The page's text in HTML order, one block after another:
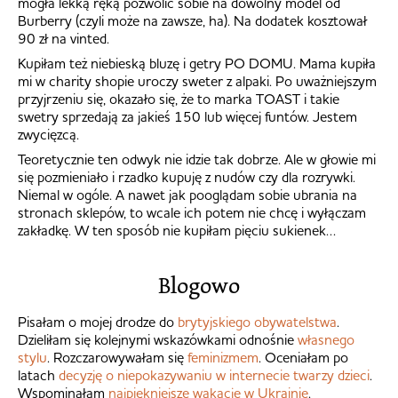
Burberry (czyli może na zawsze, ha). Na dodatek kosztował
90 zł na vinted.
Kupiłam też niebieską bluzę i getry PO DOMU. Mama kupiła
mi w charity shopie uroczy sweter z alpaki. Po uważniejszym
przyjrzeniu się, okazało się, że to marka TOAST i takie
swetry sprzedają za jakieś 150 lub więcej funtów. Jestem
zwycięzcą.
Teoretycznie ten odwyk nie idzie tak dobrze. Ale w głowie mi
się pozmieniało i rzadko kupuję z nudów czy dla rozrywki.
Niemal w ogóle. A nawet jak pooglądam sobie ubrania na
stronach sklepów, to wcale ich potem nie chcę i wyłączam
zakładkę. W ten sposób nie kupiłam pięciu sukienek…
Blogowo
Pisałam o mojej drodze do brytyjskiego obywatelstwa.
Dzieliłam się kolejnymi wskazówkami odnośnie własnego
stylu. Rozczarowywałam się feminizmem. Oceniałam po
latach decyzję o niepokazywaniu w internecie twarzy dzieci.
Wspominałam najpiękniejsze wakacje w Ukrainie.